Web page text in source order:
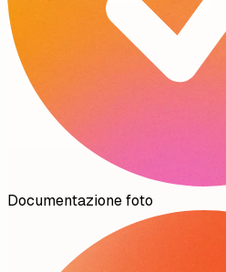
Documentazione foto